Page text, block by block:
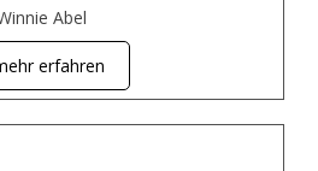
Abel
erfahren